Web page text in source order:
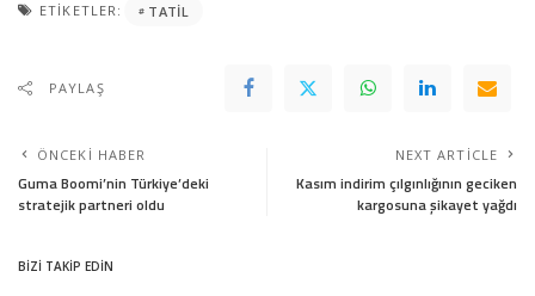
ETIKETLER: TATIL
PAYLAŞ
ÖNCEKI HABER
Guma Boomi’nin Türkiye’deki
stratejik partneri oldu
NEXT ARTICLE
Kasım indirim çılgınlığının geciken
kargosuna şikayet yağdı
BİZİ TAKİP EDİN